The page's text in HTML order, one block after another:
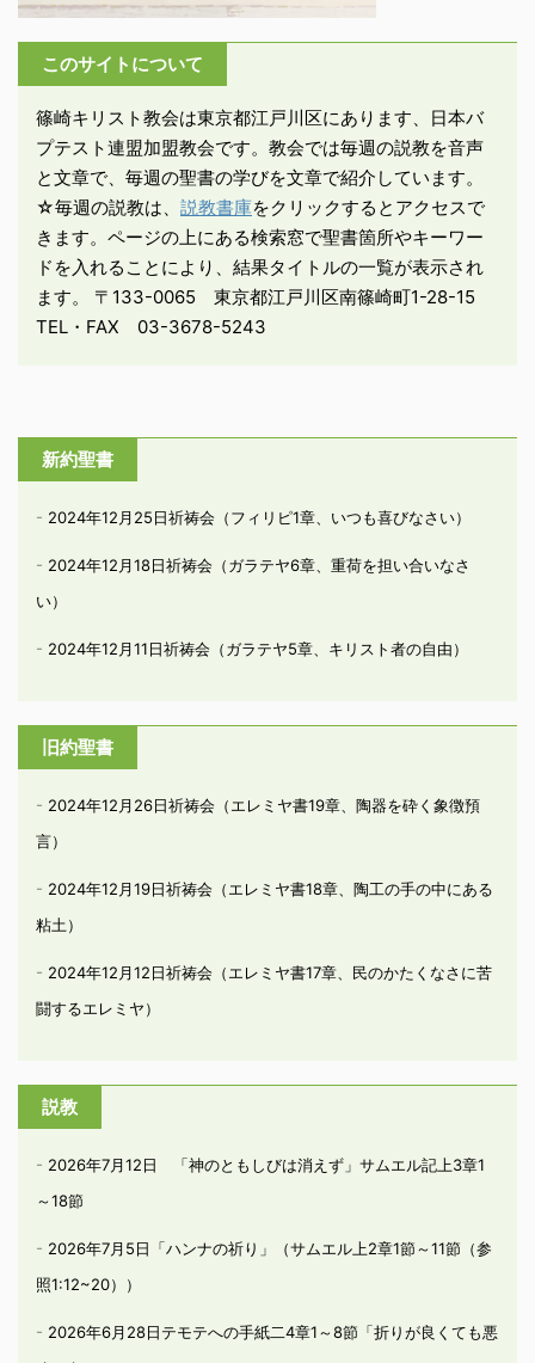
初から目撃して御言葉の
ために働いた人々が私た
ちに伝えた通りに、物語
を書き連ねようと、多く
の人々が既に手を着けて
います。そこで、 ...
このサイトについて
篠崎キリスト教会は東京都江戸川区にあります、日本バ
プテスト連盟加盟教会です。教会では毎週の説教を音声
と文章で、毎週の聖書の学びを文章で紹介しています。
☆毎週の説教は、 説教書庫をクリックするとアクセスで
きます。ページの上にある検索窓で聖書箇所やキーワー
ドを入れることにより、結果タイトルの一覧が表示され
ます。 〒133-0065 東京都江戸川区南篠崎町1-28-15
TEL・FAX 03-3678-5243
新約聖書
2024年12月25日祈祷会（フィリピ1章、いつも喜びなさい）
2024年12月18日祈祷会（ガラテヤ6章、重荷を担い合いなさ
い）
2024年12月11日祈祷会（ガラテヤ5章、キリスト者の自由）
旧約聖書
2024年12月26日祈祷会（エレミヤ書19章、陶器を砕く象徴預
言）
2024年12月19日祈祷会（エレミヤ書18章、陶工の手の中にある
粘土）
2024年12月12日祈祷会（エレミヤ書17章、民のかたくなさに苦
闘するエレミヤ）
説教
2026年7月12日 「神のともしびは消えず」サムエル記上3章1
～18節
2026年7月5日「ハンナの祈り」（サムエル上2章1節～11節（参
照1:12~20））
2026年6月28日テモテへの手紙二4章1～8節「折りが良くても悪